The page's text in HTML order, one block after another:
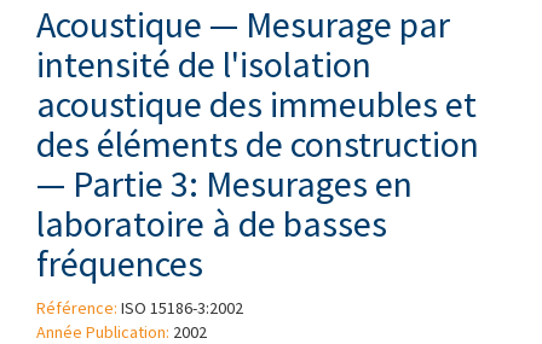
Acoustique — Mesurage par
intensité de l'isolation
acoustique des immeubles et
des éléments de construction
— Partie 3: Mesurages en
laboratoire à de basses
fréquences
Référence: ISO 15186-3:2002
Année Publication: 2002